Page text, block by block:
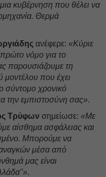
κυβέρνηση που θέλει να
Θερμά
ανέφερε: «Κύριε
νόμο για το
παρουσιάζουμε τη
μοντέλου που έχει
σύντομο χρονικό
την εμπιστοσύνη σας».
Τρύφων σημείωσε: «Με
αίσθημα ασφάλειας και
Μπορούμε να
μέσα από
μας είναι
.